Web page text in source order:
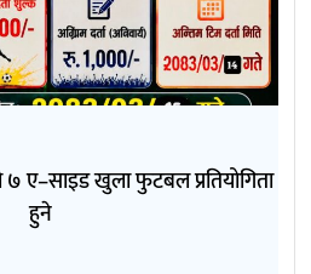
७ ए–साइड खुला फुटबल प्रतियोगिता
हुने